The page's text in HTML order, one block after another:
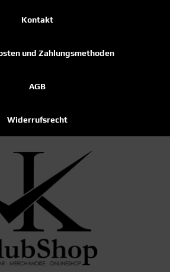
Kontakt
und Zahlungsmethoden
AGB
Widerrufsrecht